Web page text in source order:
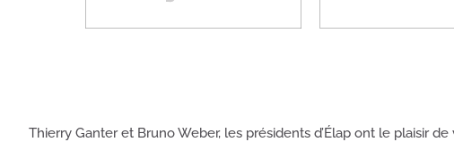
Thierry Ganter et Bruno Weber, les présidents d’Élap ont le plaisir